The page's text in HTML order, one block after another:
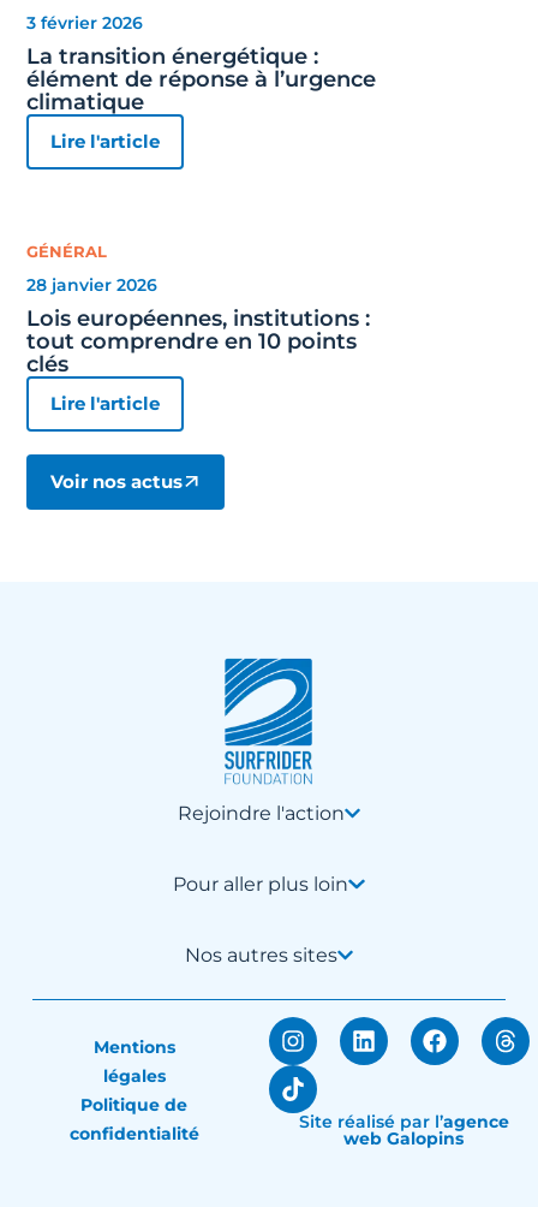
3 février 2026
La transition énergétique :
élément de réponse à l’urgence
climatique
Lire l'article
GÉNÉRAL
28 janvier 2026
Lois européennes, institutions :
tout comprendre en 10 points
clés
Lire l'article
Voir nos actus
Rejoindre l'action
Pour aller plus loin
Nos autres sites
Mentions
légales
Politique de
confidentialité
Site réalisé par l’agence
web Galopins